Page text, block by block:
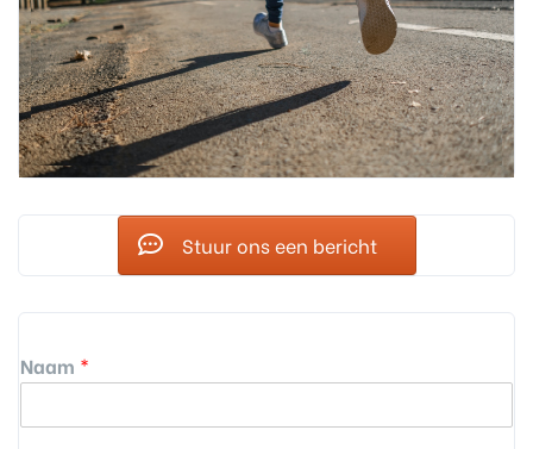
Stuur ons een bericht
Naam *